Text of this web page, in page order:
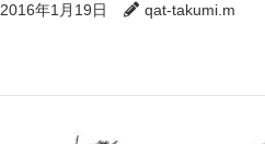
2016年1月19日 qat-takumi.m